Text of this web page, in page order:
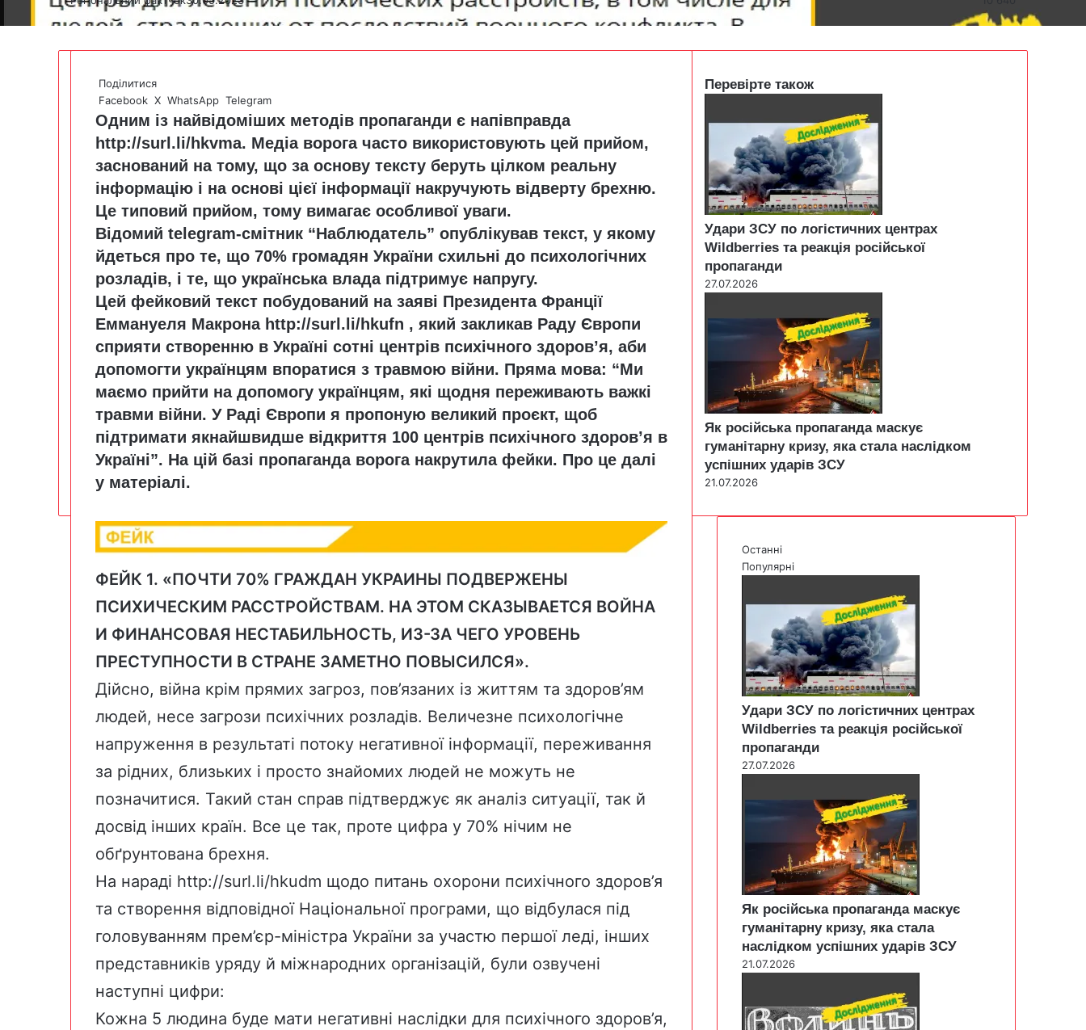
Поділитися
Facebook X WhatsApp Telegram
Одним із найвідоміших методів пропаганди є напівправда
http://surl.li/hkvma. Медіа ворога часто використовують цей прийом,
заснований на тому, що за основу тексту беруть цілком реальну
інформацію і на основі цієї інформації накручують відверту брехню.
Це типовий прийом, тому вимагає особливої уваги.
Відомий telegram-смітник “Наблюдатель” опублікував текст, у якому
йдеться про те, що 70% громадян України схильні до психологічних
розладів, і те, що українська влада підтримує напругу.
Цей фейковий текст побудований на заяві Президента Франції
Еммануеля Макрона http://surl.li/hkufn , який закликав Раду Європи
сприяти створенню в Україні сотні центрів психічного здоров’я, аби
допомогти українцям впоратися з травмою війни. Пряма мова: “Ми
маємо прийти на допомогу українцям, які щодня переживають важкі
травми війни. У Раді Європи я пропоную великий проєкт, щоб
підтримати якнайшвидше відкриття 100 центрів психічного здоров’я в
Україні”. На цій базі пропаганда ворога накрутила фейки. Про це далі
у матеріалі.
ФЕЙК 1. «ПОЧТИ 70% ГРАЖДАН УКРАИНЫ ПОДВЕРЖЕНЫ
ПСИХИЧЕСКИМ РАССТРОЙСТВАМ. НА ЭТОМ СКАЗЫВАЕТСЯ ВОЙНА
И ФИНАНСОВАЯ НЕСТАБИЛЬНОСТЬ, ИЗ-ЗА ЧЕГО УРОВЕНЬ
ПРЕСТУПНОСТИ В СТРАНЕ ЗАМЕТНО ПОВЫСИЛСЯ».
Дійсно, війна крім прямих загроз, пов’язаних із життям та здоров’ям
людей, несе загрози психічних розладів. Величезне психологічне
напруження в результаті потоку негативної інформації, переживання
за рідних, близьких і просто знайомих людей не можуть не
позначитися. Такий стан справ підтверджує як аналіз ситуації, так й
досвід інших країн. Все це так, проте цифра у 70% нічим не
обґрунтована брехня.
На нараді http://surl.li/hkudm щодо питань охорони психічного здоров’я
та створення відповідної Національної програми, що відбулася під
головуванням прем’єр-міністра України за участю першої леді, інших
представників уряду й міжнародних організацій, були озвучені
наступні цифри:
Кожна 5 людина буде мати негативні наслідки для психічного здоров’я,
Перевірте також
Удари ЗСУ по логістичних центрах
Wildberries та реакція російської
пропаганди
27.07.2026
Як російська пропаганда маскує
гуманітарну кризу, яка стала наслідком
успішних ударів ЗСУ
21.07.2026
Останні
Популярні
Удари ЗСУ по логістичних центрах
Wildberries та реакція російської
пропаганди
27.07.2026
Як російська пропаганда маскує
гуманітарну кризу, яка стала
наслідком успішних ударів ЗСУ
21.07.2026